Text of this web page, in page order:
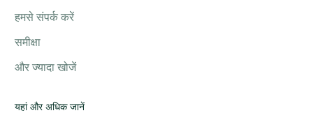
हमसे संपर्क करें
समीक्षा
और ज्यादा खोजें
यहां और अधिक जानें